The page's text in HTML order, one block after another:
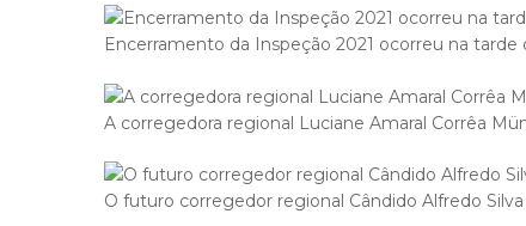
Encerramento da Inspeção 2021 ocorreu na tarde
A corregedora regional Luciane Amaral Corrêa
O futuro corregedor regional Cândido Alfredo Silva